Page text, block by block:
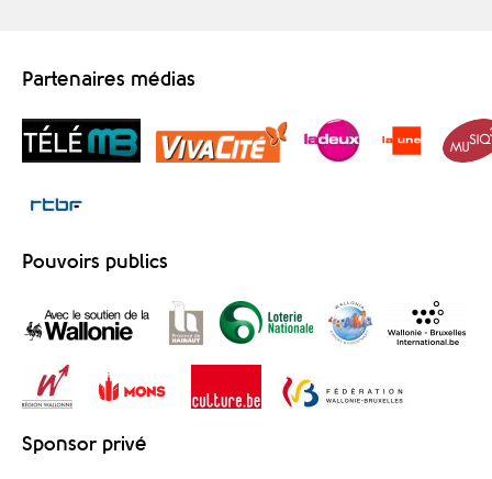
Partenaires médias
Pouvoirs publics
Sponsor privé